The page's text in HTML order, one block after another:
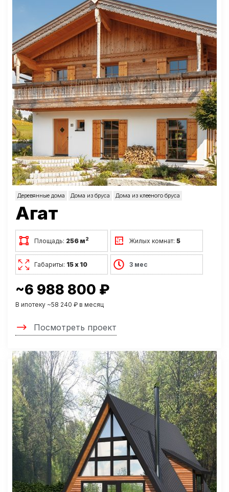
Деревянные дома Дома из бруса Дома из клееного бруса
Агат
Площадь: 256 м2 Жилых комнат:5
Габариты: 15 х 10 3 мес
~6 988 800 ₽
В ипотеку ~58 240 ₽ в месяц
Посмотреть проект